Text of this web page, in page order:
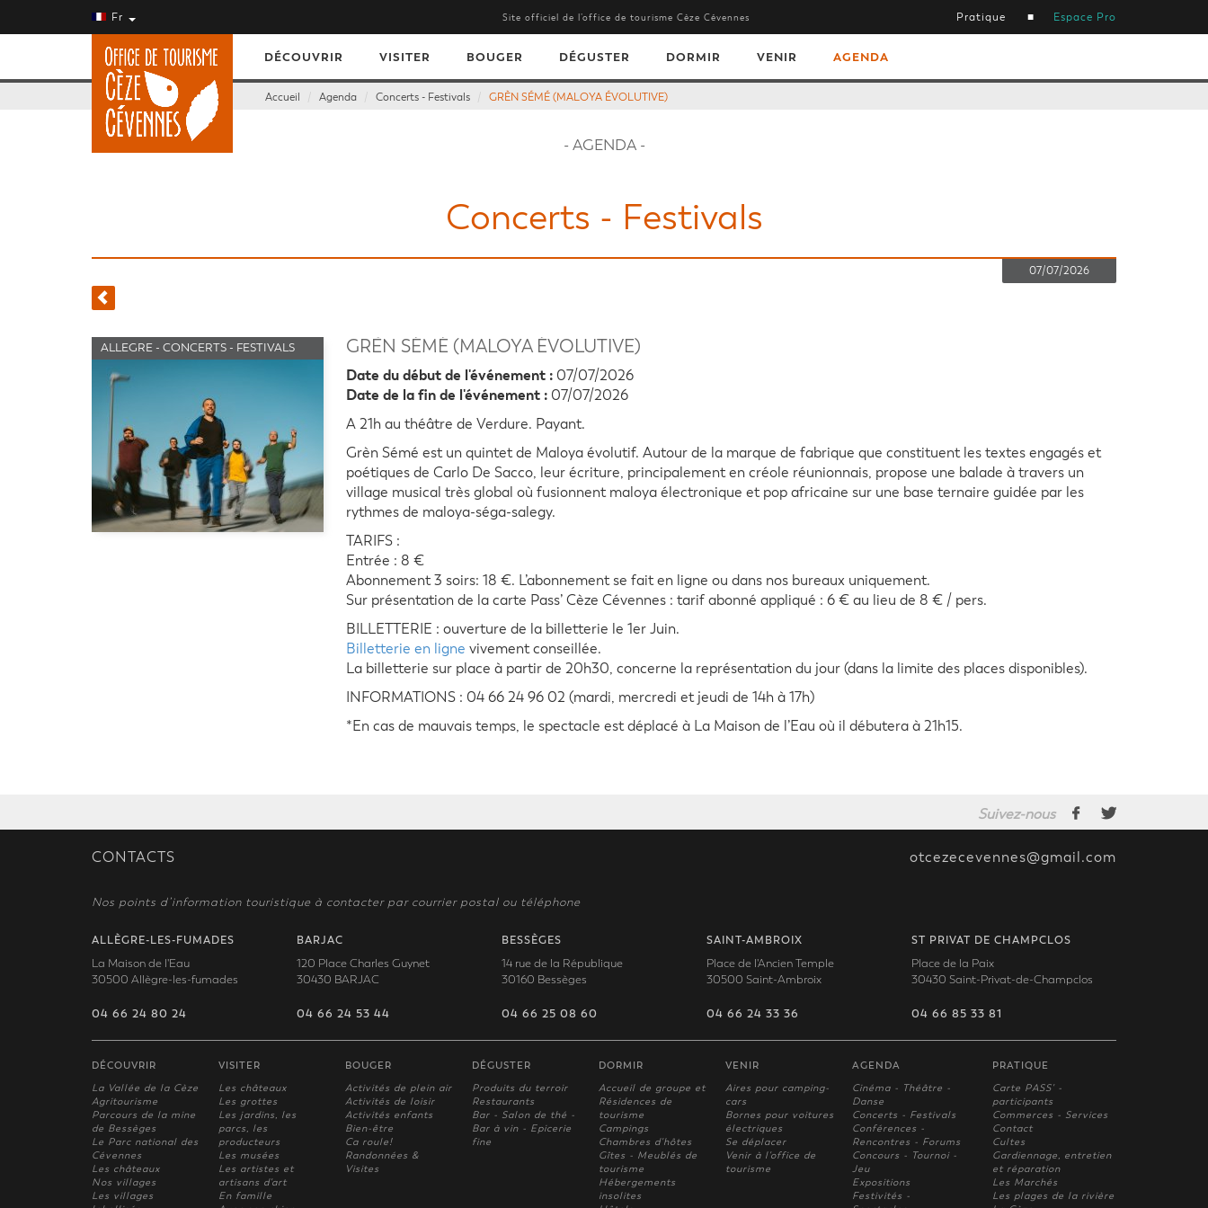
Fr Site officiel de l’office de tourisme Cèze Cévennes Pratique Espace Pro
DÉCOUVRIR VISITER BOUGER DÉGUSTER DORMIR VENIR AGENDA
Accueil Agenda Concerts - Festivals GRÈN SÉMÉ (MALOYA ÉVOLUTIVE)
- AGENDA -
Concerts - Festivals
07/07/2026
ALLEGRE - CONCERTS - FESTIVALS GRÈN SÉMÉ (MALOYA ÉVOLUTIVE)
Date du début de l'événement : 07/07/2026
Date de la fin de l'événement : 07/07/2026
A 21h au théâtre de Verdure. Payant.
Grèn Sémé est un quintet de Maloya évolutif. Autour de la marque de fabrique que constituent les textes engagés et
poétiques de Carlo De Sacco, leur écriture, principalement en créole réunionnais, propose une balade à travers un
village musical très global où fusionnent maloya électronique et pop africaine sur une base ternaire guidée par les
rythmes de maloya-séga-salegy.
TARIFS :
Entrée : 8 €
Abonnement 3 soirs: 18 €. L’abonnement se fait en ligne ou dans nos bureaux uniquement.
Sur présentation de la carte Pass’ Cèze Cévennes : tarif abonné appliqué : 6 € au lieu de 8 € / pers.
BILLETTERIE : ouverture de la billetterie le 1er Juin.
Billetterie en ligne vivement conseillée.
La billetterie sur place à partir de 20h30, concerne la représentation du jour (dans la limite des places disponibles).
INFORMATIONS : 04 66 24 96 02 (mardi, mercredi et jeudi de 14h à 17h)
*En cas de mauvais temps, le spectacle est déplacé à La Maison de l’Eau où il débutera à 21h15.
Suivez-nous
CONTACTS otcezecevennes@gmail.com
Nos points d’information touristique à contacter par courrier postal ou téléphone
ALLÈGRE-LES-FUMADES
La Maison de l'Eau
30500 Allègre-les-fumades
04 66 24 80 24
BARJAC
120 Place Charles Guynet
30430 BARJAC
04 66 24 53 44
BESSÈGES
14 rue de la République
30160 Bessèges
04 66 25 08 60
SAINT-AMBROIX
Place de l'Ancien Temple
30500 Saint-Ambroix
04 66 24 33 36
ST PRIVAT DE CHAMPCLOS
Place de la Paix
30430 Saint-Privat-de-Champclos
04 66 85 33 81
DÉCOUVRIR
La Vallée de la Cèze
Agritourisme
Parcours de la mine
de Bessèges
Le Parc national des
Cévennes
Les châteaux
Nos villages
Les villages
VISITER
Les châteaux
Les grottes
Les jardins, les
parcs, les
producteurs
Les musées
Les artistes et
artisans d'art
En famille
BOUGER
Activités de plein air
Activités de loisir
Activités enfants
Bien-être
Ca roule!
Randonnées &
Visites
DÉGUSTER
Produits du terroir
Restaurants
Bar - Salon de thé -
Bar à vin - Epicerie
fine
DORMIR
Accueil de groupe et
Résidences de
tourisme
Campings
Chambres d'hôtes
Gîtes - Meublés de
tourisme
Hébergements
insolites
VENIR
Aires pour camping-
cars
Bornes pour voitures
électriques
Se déplacer
Venir à l'office de
tourisme
AGENDA
Cinéma - Théâtre -
Danse
Concerts - Festivals
Conférences -
Rencontres - Forums
Concours - Tournoi -
Jeu
Expositions
Festivités -
PRATIQUE
Carte PASS' -
participants
Commerces - Services
Contact
Cultes
Gardiennage, entretien
et réparation
Les Marchés
Les plages de la rivière